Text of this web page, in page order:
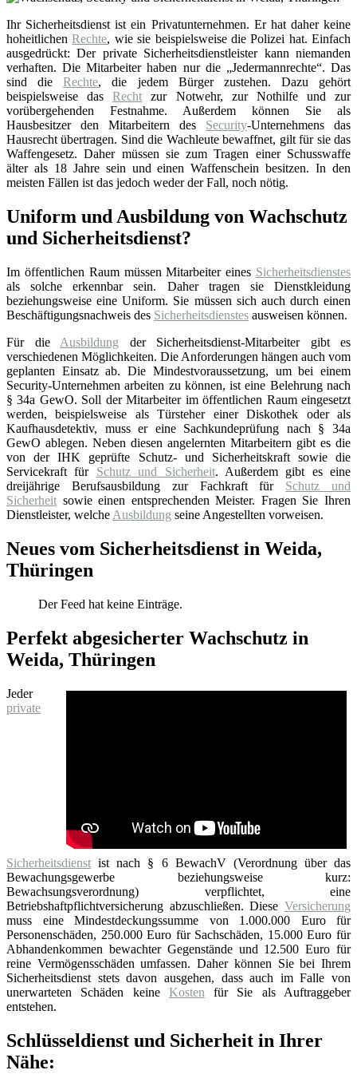
Ihr Sicherheitsdienst ist ein Privatunternehmen. Er hat daher keine
hoheitlichenRechte, wie sie beispielsweise die Polizei hat. Einfach
ausgedrückt: Der private Sicherheitsdienstleister kann niemanden
verhaften. Die Mitarbeiter haben nur die „Jedermannrechte“. Das
sind dieRechte, die jedem Bürger zustehen. Dazu gehört
beispielsweise dasRecht zur Notwehr, zur Nothilfe und zur
vorübergehenden Festnahme. Außerdem können Sie als
Hausbesitzer den Mitarbeitern des Security-Unternehmens das
Hausrecht übertragen. Sind die Wachleute bewaffnet, gilt für sie das
Waffengesetz. Daher müssen sie zum Tragen einer Schusswaffe
älter als 18 Jahre sein und einen Waffenschein besitzen. In den
meisten Fällen ist das jedoch weder der Fall, noch nötig.
Uniform und Ausbildung von Wachschutz
und Sicherheitsdienst?
Im öffentlichen Raum müssen Mitarbeiter eines Sicherheitsdienstes
als solche erkennbar sein. Daher tragen sie Dienstkleidung
beziehungsweise eine Uniform. Sie müssen sich auch durch einen
Beschäftigungsnachweis des Sicherheitsdienstes ausweisen können.
Für die Ausbildung der Sicherheitsdienst-Mitarbeiter gibt es
verschiedenen Möglichkeiten. Die Anforderungen hängen auch vom
geplanten Einsatz ab. Die Mindestvoraussetzung, um bei einem
Security-Unternehmen arbeiten zu können, ist eine Belehrung nach
§ 34a GewO. Soll der Mitarbeiter im öffentlichen Raum eingesetzt
werden, beispielsweise als Türsteher einer Diskothek oder als
Kaufhausdetektiv, muss er eine Sachkundeprüfung nach § 34a
GewO ablegen. Neben diesen angelernten Mitarbeitern gibt es die
von der IHK geprüfte Schutz- und Sicherheitskraft sowie die
Servicekraft für Schutz und Sicherheit. Außerdem gibt es eine
dreijährige Berufsausbildung zur Fachkraft für Schutz und
Sicherheit sowie einen entsprechenden Meister. Fragen Sie Ihren
Dienstleister, welche Ausbildung seine Angestellten vorweisen.
Neues vom Sicherheitsdienst in Weida,
Thüringen
Der Feed hat keine Einträge.
Perfekt abgesicherter Wachschutz in
Weida, Thüringen
Jeder
private
Sicherheitsdienst ist nach § 6 BewachV (Verordnung über das
Bewachungsgewerbe beziehungsweise kurz:
Bewachsungsverordnung) verpflichtet, eine
Betriebshaftpflichtversicherung abzuschließen. Diese Versicherung
muss eine Mindestdeckungssumme von 1.000.000 Euro für
Personenschäden, 250.000 Euro für Sachschäden, 15.000 Euro für
Abhandenkommen bewachter Gegenstände und 12.500 Euro für
reine Vermögensschäden umfassen. Daher können Sie bei Ihrem
Sicherheitsdienst stets davon ausgehen, dass auch im Falle von
unerwarteten Schäden keine Kosten für Sie als Auftraggeber
entstehen.
Schlüsseldienst und Sicherheit in Ihrer
Nähe: